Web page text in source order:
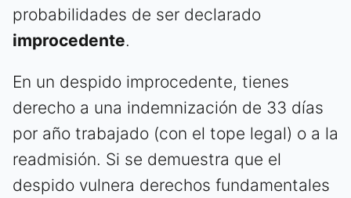
probabilidades de ser declarado
improcedente.
En un despido improcedente, tienes
derecho a una indemnización de 33 días
por año trabajado (con el tope legal) o a la
readmisión. Si se demuestra que el
despido vulnera derechos fundamentales